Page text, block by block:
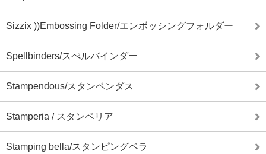
Sizzix ))Embossing Folder/エンボッシングフォルダー
Spellbinders/スぺルバインダー
Stampendous/スタンペンダス
Stamperia / スタンペリア
Stamping bella/スタンピングベラ